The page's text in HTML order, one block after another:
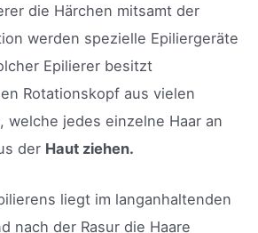
die Härchen mitsamt der
werden spezielle Epiliergeräte
Epilierer besitzt
Rotationskopf aus vielen
welche jedes einzelne Haar an
der Haut ziehen.
liegt im langanhaltenden
nach der Rasur die Haare